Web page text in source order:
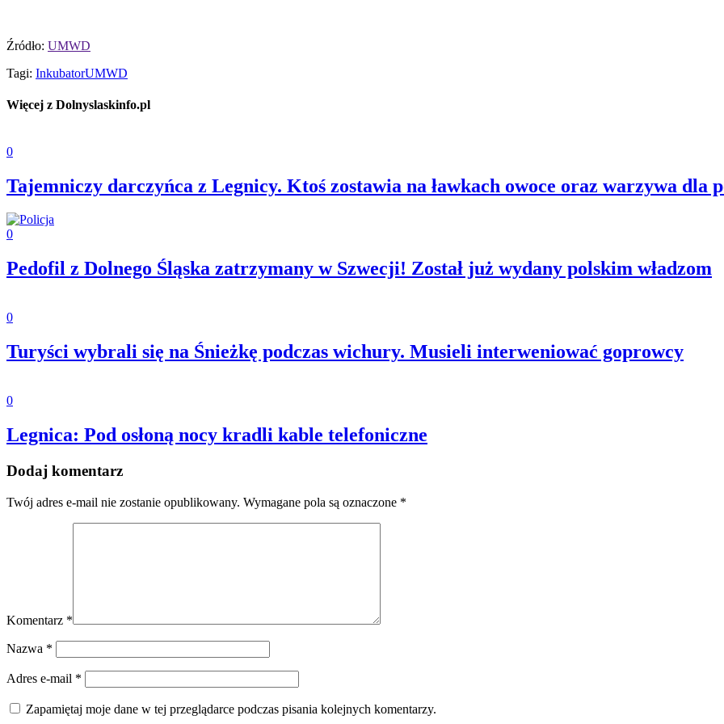
Źródło: UMWD
Tagi: InkubatorUMWD
Więcej z Dolnyslaskinfo.pl
0
Tajemniczy darczyńca z Legnicy. Ktoś zostawia na ławkach owoce oraz warzywa dla
0
Pedofil z Dolnego Śląska zatrzymany w Szwecji! Został już wydany polskim władzom
0
Turyści wybrali się na Śnieżkę podczas wichury. Musieli interweniować goprowcy
0
Legnica: Pod osłoną nocy kradli kable telefoniczne
Dodaj komentarz
Twój adres e-mail nie zostanie opublikowany. Wymagane pola są oznaczone *
Komentarz *
Nazwa *
Adres e-mail *
Zapamiętaj moje dane w tej przeglądarce podczas pisania kolejnych komentarzy.